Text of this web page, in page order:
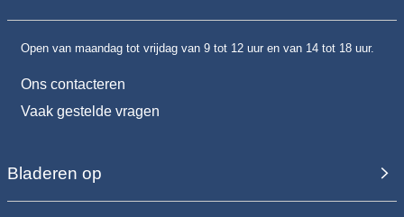
Open van maandag tot vrijdag van 9 tot 12 uur en van 14 tot 18 uur.
Ons contacteren
Vaak gestelde vragen
Bladeren op